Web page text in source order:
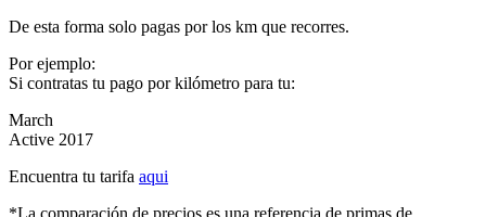
De esta forma solo pagas por los km que recorres.
Por ejemplo:
Si contratas tu pago por kilómetro para tu:
March
Active 2017
Encuentra tu tarifa aqui
*La comparación de precios es una referencia de primas de